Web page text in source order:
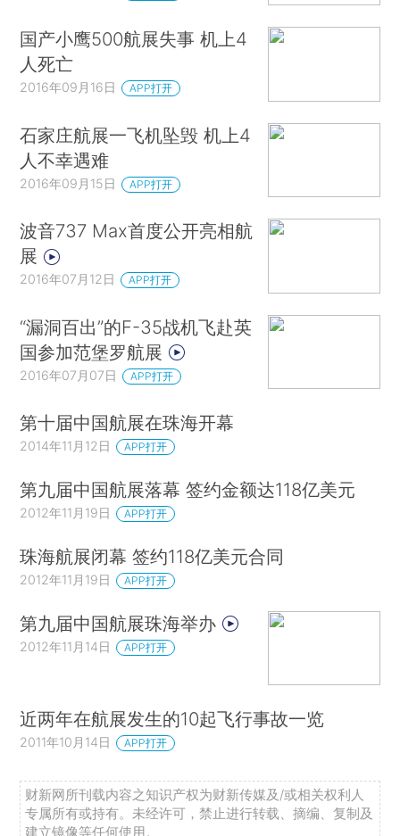
国产小鹰500航展失事 机上4
人死亡
2016年09月16日 APP打开
石家庄航展一飞机坠毁 机上4
人不幸遇难
2016年09月15日 APP打开
波音737 Max首度公开亮相航
展
2016年07月12日 APP打开
“漏洞百出”的F-35战机飞赴英
国参加范堡罗航展
2016年07月07日 APP打开
第十届中国航展在珠海开幕
2014年11月12日 APP打开
第九届中国航展落幕 签约金额达118亿美元
2012年11月19日 APP打开
珠海航展闭幕 签约118亿美元合同
2012年11月19日 APP打开
第九届中国航展珠海举办
2012年11月14日 APP打开
近两年在航展发生的10起飞行事故一览
2011年10月14日 APP打开
财新网所刊载内容之知识产权为财新传媒及/或相关权利人
专属所有或持有。未经许可，禁止进行转载、摘编、复制及
建立镜像等任何使用。